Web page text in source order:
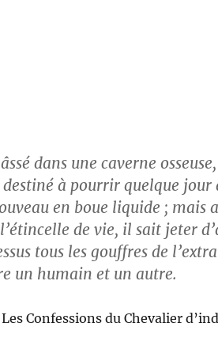
dans une caverne
à pourrir quelque jour
en boue liquide ; mais
de vie, il sait jeter
tous les gouffres de
un humain et un autre.
Confessions du Chevalier